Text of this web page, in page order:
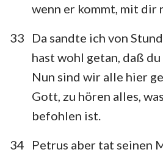
wenn er kommt, mit dir
33
Da sandte ich von
hast wohl getan, daß
Nun sind wir alle hier
Gott, zu hören alles,
befohlen ist.
34
Petrus aber tat seinen